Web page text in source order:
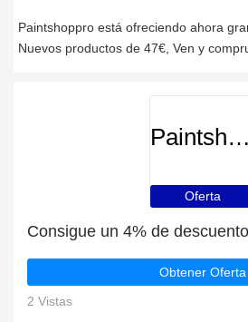
Paintshoppro está ofreciendo ahora
Nuevos productos de 47€, Ven y
Paintshoppro
Oferta
Obtener Oferta
2 Vistas